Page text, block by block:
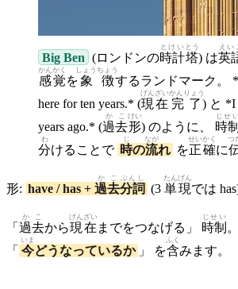
Big Ben (ロンドンの時計
とけい
塔
とう
) は英
えい
感覚
かんかく
を象
しょう
徴
ちょう
するランドマーク。
here for ten years.* (現在
げんざい
完了
かんりょう
) と *I
years ago.* (過去
かこ
形
けい
) のように、 時制
じせ
分
わ
けることで 時
じ
の流
なが
れ を正確
せいかく
に
つ
形: have / has + 過去
かこ
分詞
ぶんし
(3 単
たん
現
げん
では
「 過去
かこ
から現在
げんざい
までをつなげる」 時制
じせい
。
「 今
いま
どうなっているか 」 を含
ふく
みます。